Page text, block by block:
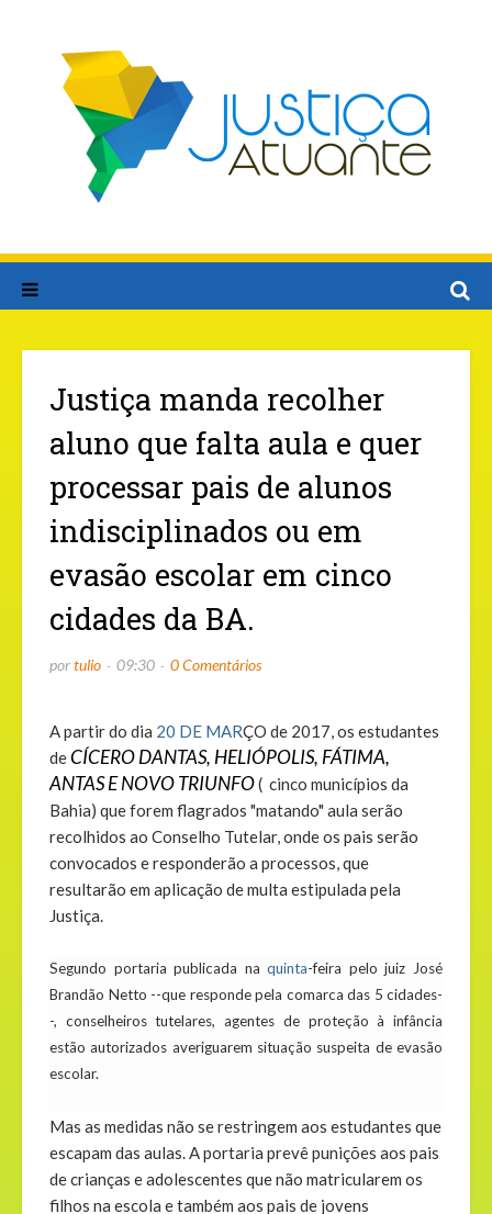
Justiça manda recolher
aluno que falta aula e quer
processar pais de alunos
indisciplinados ou em
evasão escolar em cinco
cidades da BA.
portulio 09:30 0 Comentários
A partir do dia 20 DE MARÇO de 2017, os estudantes
deCÍCERO DANTAS, HELIÓPOLIS, FÁTIMA,
ANTAS E NOVO TRIUNFO( cinco municípios da
Bahia) que forem flagrados "matando" aula serão
recolhidos ao Conselho Tutelar, onde os pais serão
convocados e responderão a processos, que
resultarão em aplicação de multa estipulada pela
Justiça.
Segundo portaria publicada naquinta-feira pelo juiz José
Brandão Netto --que responde pela comarca das 5 cidades-
-, conselheiros tutelares, agentes de proteção à infância
estão autorizados averiguarem situação suspeita de evasão
escolar.
Mas as medidas não se restringem aos estudantes que
escapam das aulas. A portaria prevê punições aos pais
de crianças e adolescentes que não matricularem os
filhos na escola e também aos pais de jovens